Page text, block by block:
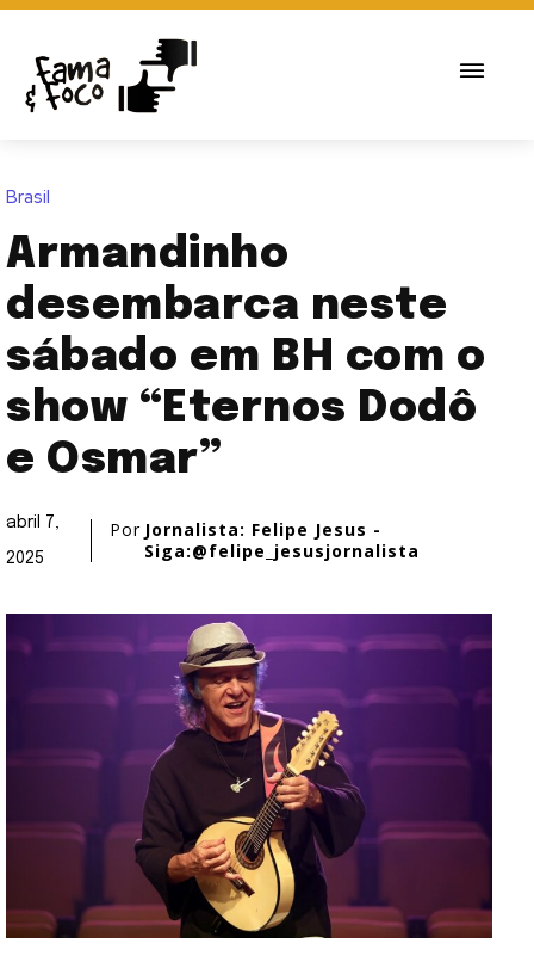
Brasil
Armandinho
desembarca neste
sábado em BH com o
show “Eternos Dodô
e Osmar”
abril 7,
2025
Por Jornalista: Felipe Jesus -
Siga:@felipe_jesusjornalista